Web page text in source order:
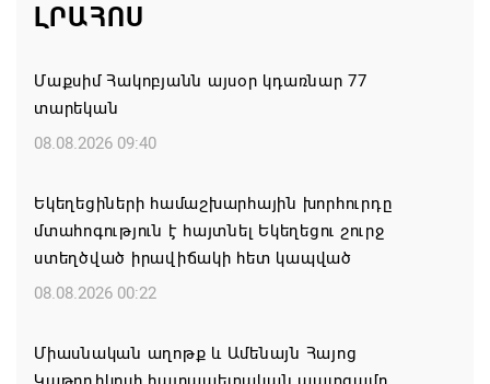
ԼՐԱՀՈՍ
Մաքսիմ Հակոբյանն այսօր կդառնար 77
տարեկան
08.08.2026 09:40
Եկեղեցիների համաշխարհային խորհուրդը
մտահոգություն է հայտնել Եկեղեցու շուրջ
ստեղծված իրավիճակի հետ կապված
08.08.2026 00:22
Միասնական աղոթք և Ամենայն Հայոց